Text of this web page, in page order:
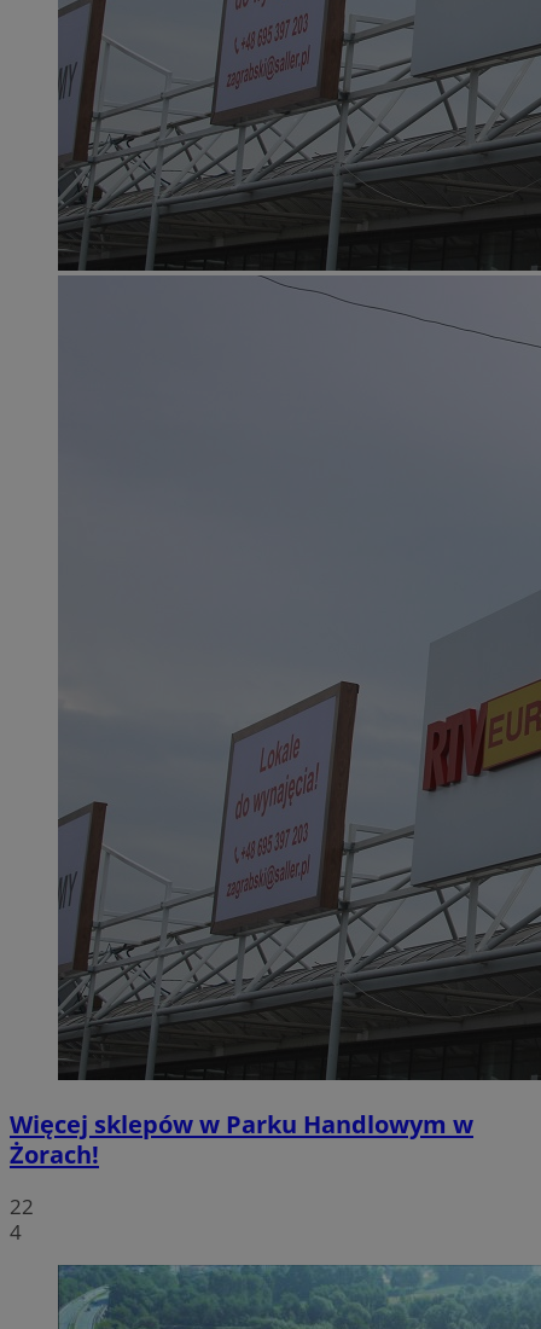
Więcej sklepów w Parku Handlowym w
Żorach!
22
4